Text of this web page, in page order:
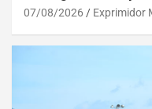
07/08/2026 Exprimidor